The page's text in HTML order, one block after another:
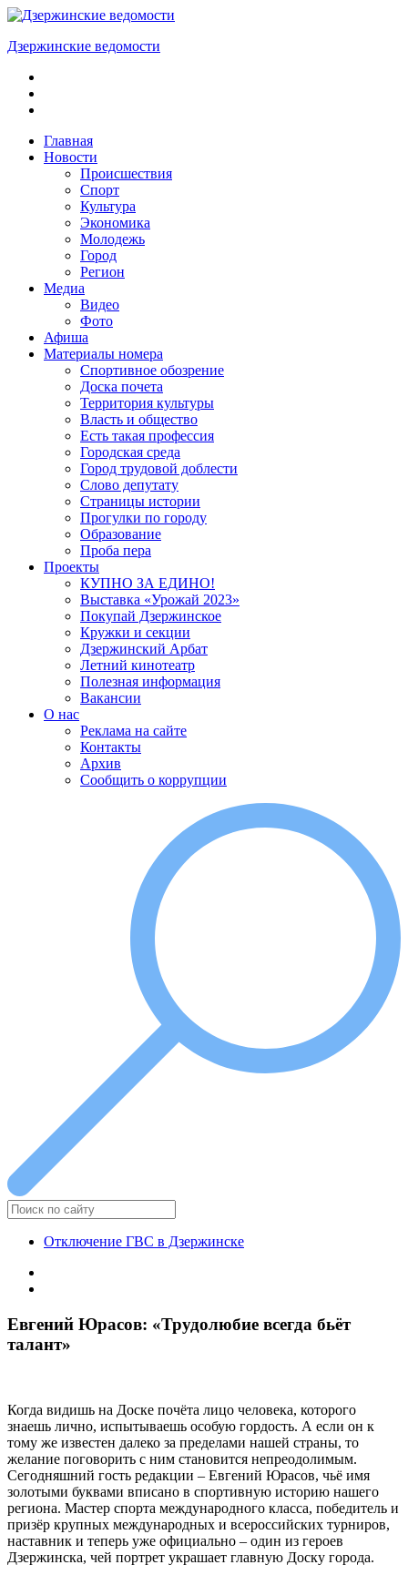
Skip
content
Дзержинские ведомости
ОБЩЕСТВЕННО-
ПОЛИТИЧЕСКАЯ
ГАЗЕТАГлавная
Новости
Происшествия
Спорт
Культура
Экономика
Молодежь
Город
Регион
Медиа
Видео
Фото
Афиша
Материалы номера
Спортивное обозрение
Доска почета
Территория культуры
Власть и общество
Есть такая профессия
Городская среда
Город трудовой доблести
Слово депутату
Страницы истории
Прогулки по городу
Образование
Проба пера
Проекты
КУПНО ЗА ЕДИНО!
Выставка «Урожай 2023»
Покупай Дзержинское
Кружки и секции
Дзержинский Арбат
Летний кинотеатр
Полезная информация
Вакансии
О нас
Реклама на сайте
Контакты
Архив
Сообщить о коррупции
Отключение ГВС в Дзержинске
Евгений Юрасов: «Трудолюбие всегда бьёт
талант»
Когда видишь на Доске почёта лицо человека, которого
знаешь лично, испытываешь особую гордость. А если он к
тому же известен далеко за пределами нашей страны, то
желание поговорить с ним становится непреодолимым.
Сегодняшний гость редакции – Евгений Юрасов, чьё имя
золотыми буквами вписано в спортивную историю нашего
региона. Мастер спорта международного класса, победитель и
призёр крупных международных и всероссийских турниров,
наставник и теперь уже официально – один из героев
Дзержинска, чей портрет украшает главную Доску города.